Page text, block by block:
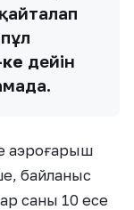
дейін
аэроғарыш
байланыс
саны 10 есе